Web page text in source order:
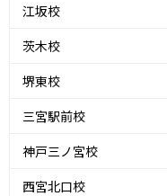
江坂校
茨木校
堺東校
三宮駅前校
神戸三ノ宮校
西宮北口校